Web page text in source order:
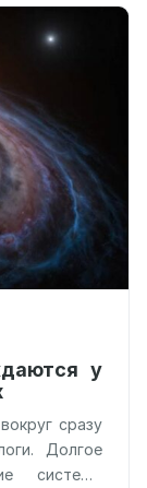
у
сразу
Долгое
системы